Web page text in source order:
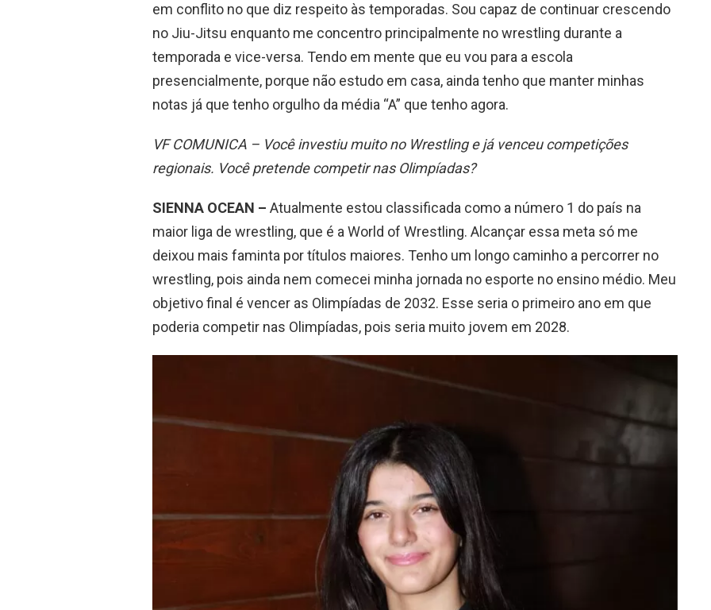
em conflito no que diz respeito às temporadas. Sou capaz de continuar crescendo
no Jiu-Jitsu enquanto me concentro principalmente no wrestling durante a
temporada e vice-versa. Tendo em mente que eu vou para a escola
presencialmente, porque não estudo em casa, ainda tenho que manter minhas
notas já que tenho orgulho da média “A” que tenho agora.
VF COMUNICA – Você investiu muito no Wrestling e já venceu competições
regionais. Você pretende competir nas Olimpíadas?
SIENNA OCEAN – Atualmente estou classificada como a número 1 do país na
maior liga de wrestling, que é a World of Wrestling. Alcançar essa meta só me
deixou mais faminta por títulos maiores. Tenho um longo caminho a percorrer no
wrestling, pois ainda nem comecei minha jornada no esporte no ensino médio. Meu
objetivo final é vencer as Olimpíadas de 2032. Esse seria o primeiro ano em que
poderia competir nas Olimpíadas, pois seria muito jovem em 2028.